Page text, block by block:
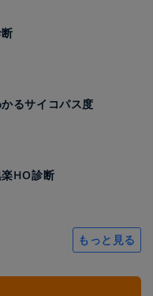
るサイコパス度
HO診断
もっと見る